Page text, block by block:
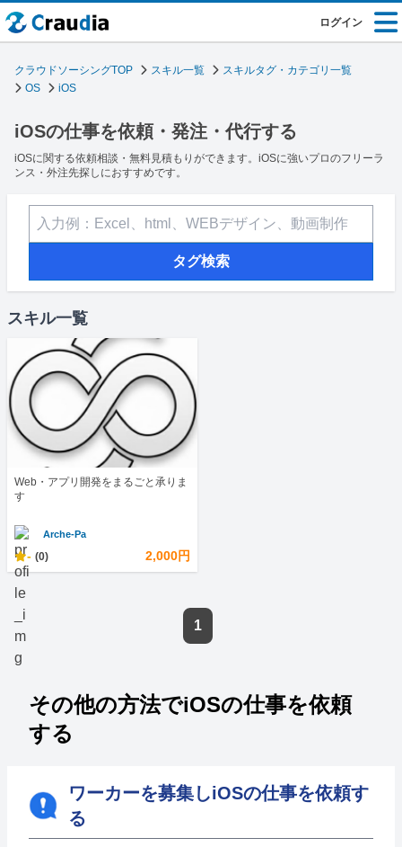
ログイン
クラウドソーシングTOP スキル一覧
スキルタグ・カテゴリ一覧
OS
iOS
iOSの仕事を依頼・発注・代行する
iOSに関する依頼相談・無料見積もりができます。iOSに強いプロのフリーラ
ンス・外注先探しにおすすめです。
タグ検索
スキル一覧
Web・アプリ開発をまるごと承りま
す
Arche-Pa
- (0) 2,000円
1
その他の方法でiOSの仕事を依頼
する
ワーカーを募集しiOSの仕事を依頼す
る